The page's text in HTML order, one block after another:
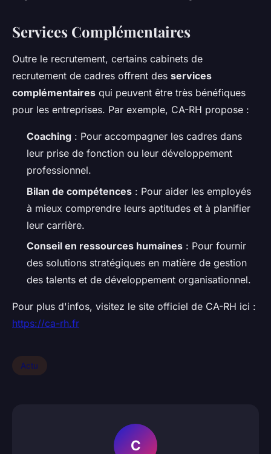
Services Complémentaires
Outre le recrutement, certains cabinets de
recrutement de cadres offrent des services
complémentaires qui peuvent être très bénéfiques
pour les entreprises. Par exemple, CA-RH propose :
Coaching : Pour accompagner les cadres dans
leur prise de fonction ou leur développement
professionnel.
Bilan de compétences : Pour aider les employés
à mieux comprendre leurs aptitudes et à planifier
leur carrière.
Conseil en ressources humaines : Pour fournir
des solutions stratégiques en matière de gestion
des talents et de développement organisationnel.
Pour plus d'infos, visitez le site officiel de CA-RH ici :
https://ca-rh.fr
Actu
C